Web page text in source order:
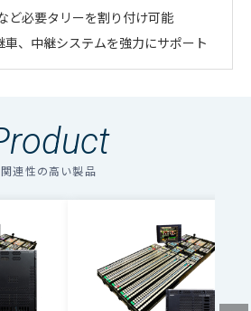
ど必要タリーを割り付け可能
、中継システムを強力にサポート
力モジュールと制御I/Fモジュール
側電磁ブレーキ搭載
I/Oを装備
す。全ての列に座標処理機能（リサ
め、最大で6画面合成まで可能
：6G/12G SDI信号 2K：
1.5G/3G SDI信号 75Ω BNC
入力max. 20入力×2モジュー
4K/2K共に同一40入力
2K混在入力可能 標準40入
力 20入力削減可能
タイプにより自由度の高い画面合
ヤでの多画面合成はM/E 1列で実現
リの保存ストレージには2Kで最大
組ごとに必要な画像を送出スト
用
よりリアルタイムに必要な画像をポ
トリガーによって順次送出するなど、
ウタブル 多系統出力
力 or 4K解像度×2出力 一括切替
ートの75%系統に映像変換機能を
ガンマ、色域変換を複合的に選択
搭載機能、中型、大型スイッチャ
ファイルは個人情報の入力が必須と
ファイル名をクリックするとダウン
名
ダウンロード
型スイッチャ）カ
関連性の高い製品